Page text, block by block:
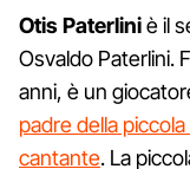
Otis Paterliniè il
Osvaldo Paterlini.
anni, è un
padre della
cantante. La